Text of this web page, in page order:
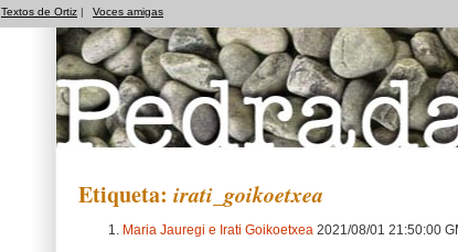
Textos de Ortiz | Voces amigas
Etiqueta: irati_goikoetxea
Maria Jauregi e Irati Goikoetxea 2021/08/01 21:50:00